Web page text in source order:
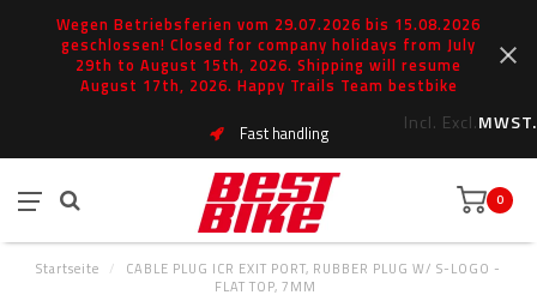
Wegen Betriebsferien vom 29.07.2026 bis 15.08.2026
geschlossen! Closed for company holidays from July
29th to August 15th, 2026. Shipping will resume
August 17th, 2026. Happy Trails Team bestbike
Incl. Excl.MWST.
Fast handling
0
Startseite /
CABLE PLUG ICR EXIT PORT, RUBBER PLUG W/ S-LOGO -
FLAT TOP, 7MM